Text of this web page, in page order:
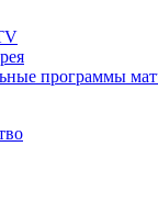
программы